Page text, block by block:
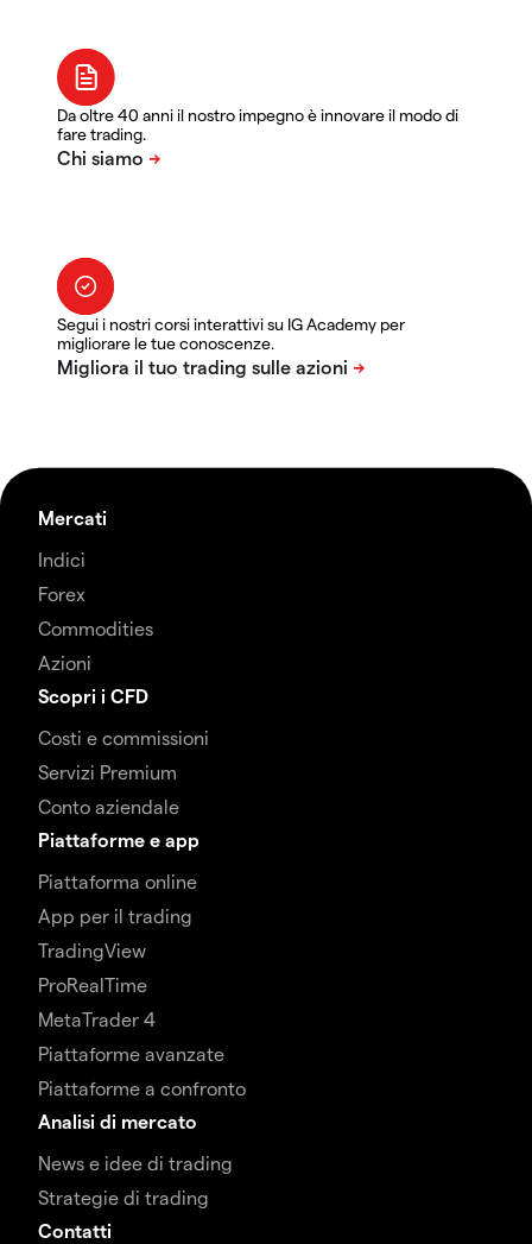
Da oltre 40 anni il nostro impegno è innovare il modo di
fare trading.
Segui i nostri corsi interattivi su IG Academy per
migliorare le tue conoscenze.
Mercati
Indici
Forex
Commodities
Azioni
Scopri i CFD
Costi e commissioni
Servizi Premium
Conto aziendale
Piattaforme e app
Piattaforma online
App per il trading
TradingView
ProRealTime
MetaTrader 4
Piattaforme avanzate
Piattaforme a confronto
Analisi di mercato
News e idee di trading
Strategie di trading
Contatti